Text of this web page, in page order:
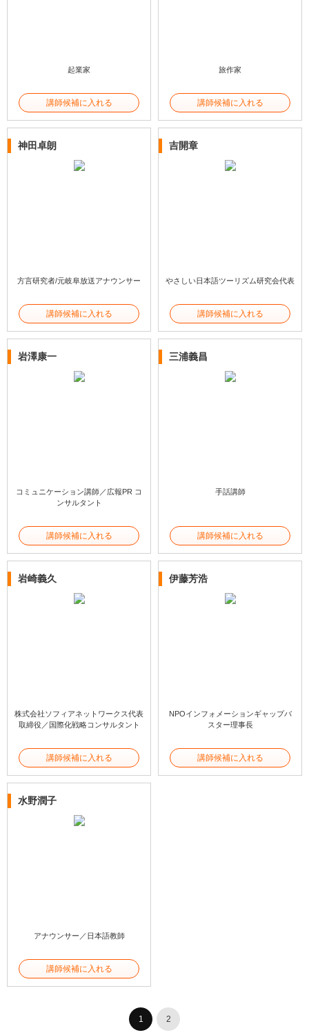
起業家
講師候補に入れる
旅作家
講師候補に入れる
神田卓朗
方言研究者/元岐阜放送アナウンサー
講師候補に入れる
吉開章
やさしい日本語ツーリズム研究会代表
講師候補に入れる
岩澤康一
コミュニケーション講師／広報PR コ
ンサルタント
講師候補に入れる
三浦義昌
手話講師
講師候補に入れる
岩崎義久
株式会社ソフィアネットワークス代表
取締役／国際化戦略コンサルタント
講師候補に入れる
伊藤芳浩
NPOインフォメーションギャップバ
スター理事長
講師候補に入れる
水野潤子
アナウンサー／日本語教師
講師候補に入れる
1 2